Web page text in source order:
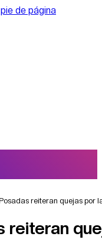
de página
reiteran quejas por
reiteran